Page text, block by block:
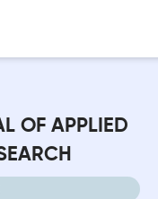
OF APPLIED